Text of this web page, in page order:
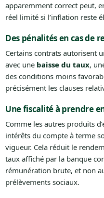
apparemment correct peut,
réel limité si l’inflation reste
Des pénalités en cas de
Certains contrats autorisent
avec une baisse du taux,
des conditions moins
précisément les clauses
Une fiscalité à prendre
Comme les autres produits
intérêts du compte à terme
vigueur. Cela réduit le
taux affiché par la banque
rémunération brute, et non
prélèvements sociaux.